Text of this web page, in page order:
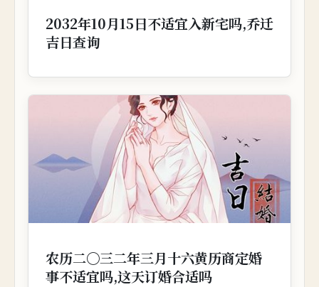
2032年10月15日不适宜入新宅吗,乔迁
吉日查询
农历二〇三二年三月十六黄历商定婚
事不适宜吗,这天订婚合适吗